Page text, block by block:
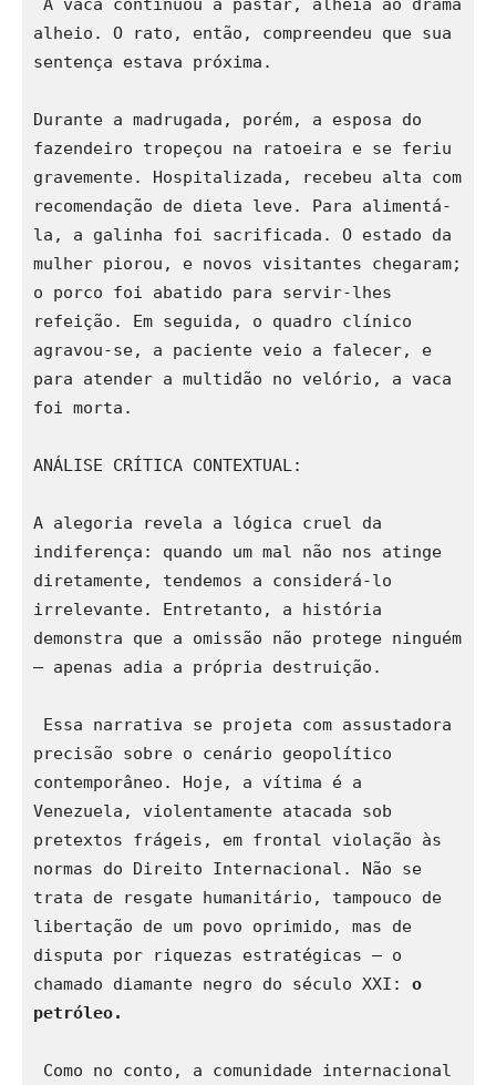
alheio. O rato, então, compreendeu que sua
sentença estava próxima.
Durante a madrugada, porém, a esposa do
fazendeiro tropeçou na ratoeira e se feriu
gravemente. Hospitalizada, recebeu alta com
recomendação de dieta leve. Para alimentá-
la, a galinha foi sacrificada. O estado da
mulher piorou, e novos visitantes chegaram;
o porco foi abatido para servir-lhes
refeição. Em seguida, o quadro clínico
agravou-se, a paciente veio a falecer, e
para atender a multidão no velório, a vaca
foi morta.
ANÁLISE CRÍTICA CONTEXTUAL:
A alegoria revela a lógica cruel da
indiferença: quando um mal não nos atinge
diretamente, tendemos a considerá-lo
irrelevante. Entretanto, a história
demonstra que a omissão não protege ninguém
— apenas adia a própria destruição.
precisão sobre o cenário geopolítico
contemporâneo. Hoje, a vítima é a
Venezuela, violentamente atacada sob
pretextos frágeis, em frontal violação às
normas do Direito Internacional. Não se
trata de resgate humanitário, tampouco de
libertação de um povo oprimido, mas de
disputa por riquezas estratégicas — o
chamado diamante negro do século XXI: o
petróleo.